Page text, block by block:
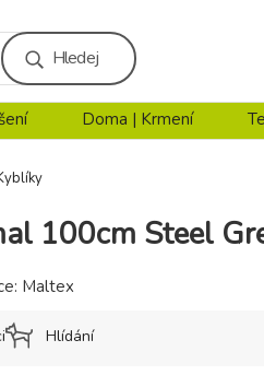
Hledej
Doma | Krmení
100cm Steel
Maltex
Hlídání